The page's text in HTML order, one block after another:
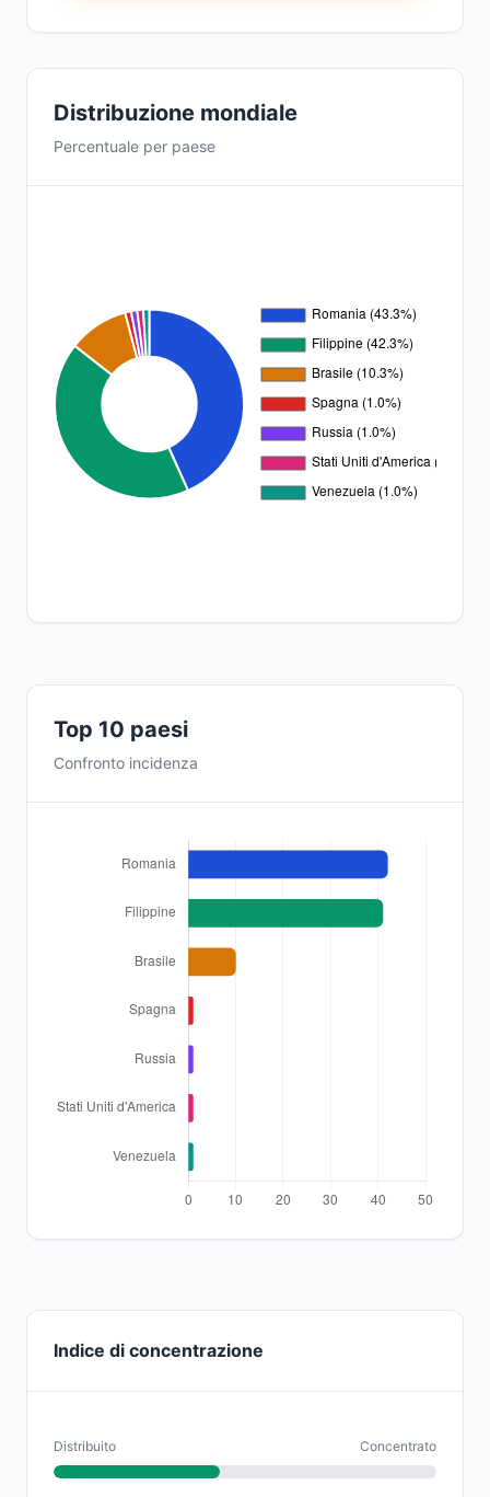
Distribuzione mondiale
Percentuale per paese
Top 10 paesi
Confronto incidenza
Indice di concentrazione
Distribuito Concentrato